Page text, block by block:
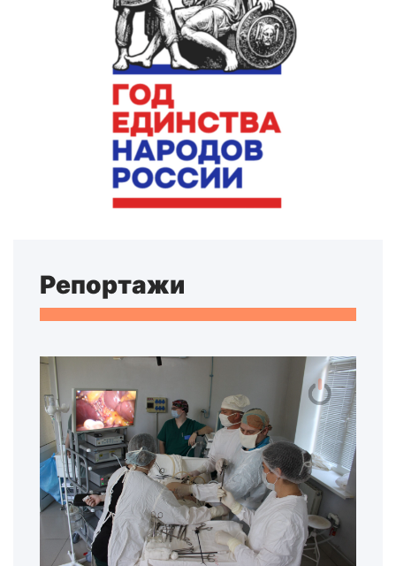
Репортажи